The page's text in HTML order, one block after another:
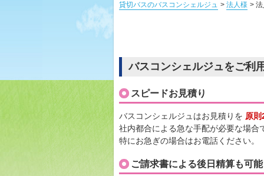
貸切バスのバスコンシェルジュ > 法人様 >
バスコンシェルジュをご利
スピードお見積り
バスコンシェルジュはお見積りを 原則
社内都合による急な手配が必要な場合
特にお急ぎの場合はお電話ください。
ご請求書による後日精算も可能